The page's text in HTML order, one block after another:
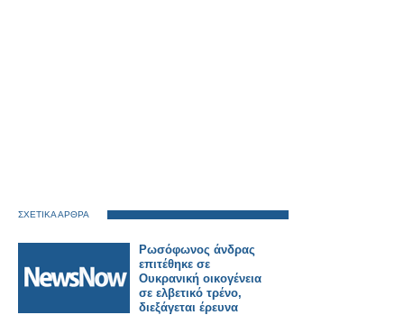
ΣΧΕΤΙΚΑ ΑΡΘΡΑ
Ρωσόφωνος άνδρας
επιτέθηκε σε
Ουκρανική οικογένεια
σε ελβετικό τρένο,
διεξάγεται έρευνα